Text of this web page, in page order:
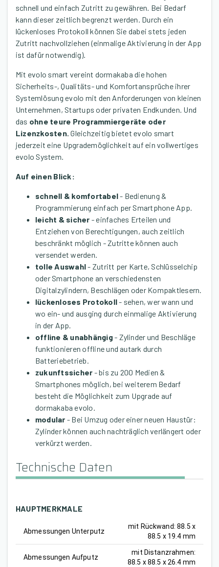
schnell und einfach Zutritt zu gewähren. Bei Bedarf
kann dieser zeitlich begrenzt werden. Durch ein
lückenloses Protokoll können Sie dabei stets jeden
Zutritt nachvollziehen (einmalige Aktivierung in der App
ist dafür notwendig).
Mit evolo smart vereint dormakaba die hohen
Sicherheits-, Qualitäts- und Komfortansprüche ihrer
Systemlösung evolo mit den Anforderungen von kleinen
Unternehmen, Startups oder privaten Endkunden. Und
das ohne teure Programmiergeräte oder
Lizenzkosten. Gleichzeitig bietet evolo smart
jederzeit eine Upgrademöglichkeit auf ein vollwertiges
evolo System.
Auf einen Blick:
schnell & komfortabel- Bedienung &
Programmierung einfach per Smartphone App.
leicht & sicher - einfaches Erteilen und
Entziehen von Berechtigungen, auch zeitlich
beschränkt möglich - Zutritte können auch
versendet werden.
tolle Auswahl- Zutritt per Karte, Schlüsselchip
oder Smartphone an verschiedensten
Digitalzylindern, Beschlägen oder Kompaktlesern.
lückenloses Protokoll- sehen, wer wann und
wo ein- und ausging durch einmalige Aktivierung
in der App.
offline & unabhängig- Zylinder und Beschläge
funktionieren offline und autark durch
Batteriebetrieb.
zukunftssicher - bis zu 200 Medien &
Smartphones möglich, bei weiterem Bedarf
besteht die Möglichkeit zum Upgrade auf
dormakaba evolo.
modular - Bei Umzug oder einer neuen Haustür:
Zylinder können auch nachträglich verlängert oder
verkürzt werden.
Technische Daten
HAUPTMERKMALE
Abmessungen Unterputz
mit Rückwand: 88.5 x
88.5 x 19.4 mm
Abmessungen Aufputz
mit Distanzrahmen:
88.5 x 88.5 x 26.4 mm